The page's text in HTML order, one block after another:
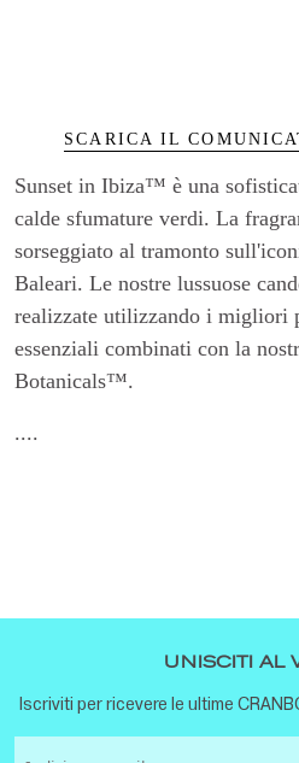
SCARICA IL
Sunset in Ibiza™ è una
calde sfumature verdi. La
sorseggiato al tramonto
Baleari. Le nostre lussuose
realizzate utilizzando i migliori
essenziali combinati con la
Botanicals™.
....
UNISCITI AL
Iscriviti per ricevere le ultime